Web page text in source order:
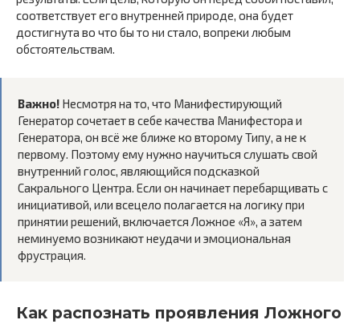
соответствует его внутренней природе, она будет
достигнута во что бы то ни стало, вопреки любым
обстоятельствам.
Важно! Несмотря на то, что Манифестирующий
Генератор сочетает в себе качества Манифестора и
Генератора, он всё же ближе ко второму Типу, а не к
первому. Поэтому ему нужно научиться слушать свой
внутренний голос, являющийся подсказкой
Сакрального Центра. Если он начинает перебарщивать с
инициативой, или всецело полагается на логику при
принятии решений, включается Ложное «Я», а затем
неминуемо возникают неудачи и эмоциональная
фрустрация.
Как распознать проявления Ложного